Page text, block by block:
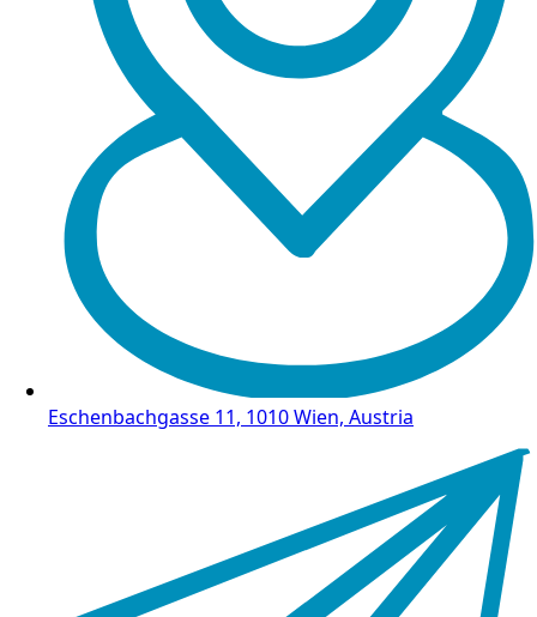
Eschenbachgasse 11, 1010 Wien, Austria